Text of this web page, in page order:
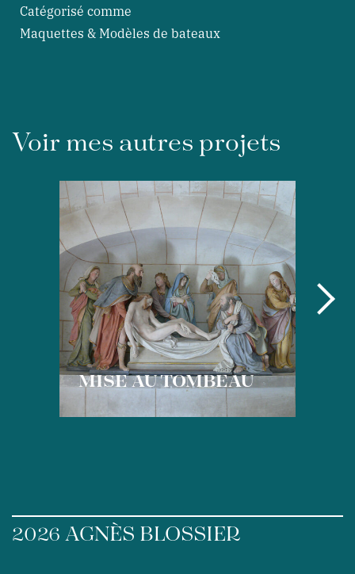
Catégorisé comme
Maquettes & Modèles de bateaux
Voir mes autres projets
MISE AU TOMBEAU
2026 AGNÈS BLOSSIER